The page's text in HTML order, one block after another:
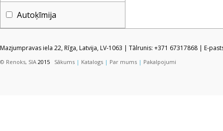
Autoķīmija
Mazjumpravas iela 22, Rīga, Latvija, LV-1063 | Tālrunis: +371 67317868 | E-
© Renoks, SIA 2015 Sākums | Katalogs | Par mums | Pakalpojumi